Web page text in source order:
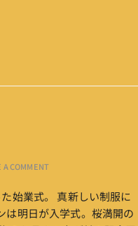
A COMMENT
始業式。 真新しい制服に
は明日が入学式。桜満開の